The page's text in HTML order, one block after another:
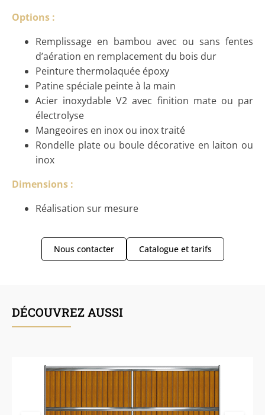
Options :
Remplissage en bambou avec ou sans fentes
d’aération en remplacement du bois dur
Peinture thermolaquée époxy
Patine spéciale peinte à la main
Acier inoxydable V2 avec finition mate ou par
électrolyse
Mangeoires en inox ou inox traité
Rondelle plate ou boule décorative en laiton ou
inox
Dimensions :
Réalisation sur mesure
Nous contacter Catalogue et tarifs
DÉCOUVREZ AUSSI